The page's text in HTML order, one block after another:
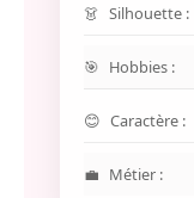
Silhouette :
Hobbies :
Caractère :
Métier :